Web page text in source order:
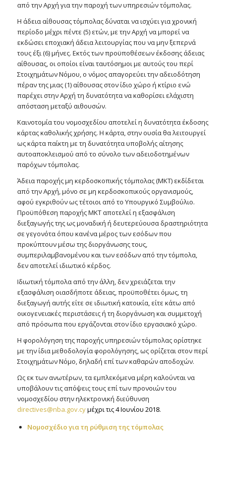
από την Αρχή για την παροχή των υπηρεσιών τόμπολας.
Η άδεια αίθουσας τόμπολας δύναται να ισχύει για χρονική
περίοδο μέχρι πέντε (5) ετών, με την Αρχή να μπορεί να
εκδώσει εποχιακή άδεια λειτουργίας που να μην ξεπερνά
τους έξι (6) μήνες. Εκτός των προϋποθέσεων έκδοσης άδειας
αίθουσας, οι οποίοι είναι ταυτόσημοι με αυτούς του περί
Στοιχημάτων Νόμου, ο νόμος απαγορεύει την αδειοδότηση
πέραν της μιας (1) αίθουσας στον ίδιο χώρο ή κτίριο ενώ
παρέχει στην Αρχή τη δυνατότητα να καθορίσει ελάχιστη
απόσταση μεταξύ αιθουσών.
Καινοτομία του νομοσχεδίου αποτελεί η δυνατότητα έκδοσης
κάρτας καθολικής χρήσης. Η κάρτα, στην ουσία θα λειτουργεί
ως κάρτα παίκτη με τη δυνατότητα υποβολής αίτησης
αυτοαποκλεισμού από το σύνολο των αδειοδοτημένων
παρόχων τόμπολας.
Άδεια παροχής μη κερδοσκοπικής τόμπολας (ΜΚΤ) εκδίδεται
από την Αρχή, μόνο σε μη κερδοσκοπικούς οργανισμούς,
αφού εγκριθούν ως τέτοιοι από το Υπουργικό Συμβούλιο.
Προϋπόθεση παροχής ΜΚΤ αποτελεί η εξασφάλιση
διεξαγωγής της ως μοναδική ή δευτερεύουσα δραστηριότητα
σε γεγονότα όπου κανένα μέρος των εσόδων που
προκύπτουν μέσω της διοργάνωσης τους,
συμπεριλαμβανομένου και των εσόδων από την τόμπολα,
δεν αποτελεί ιδιωτικό κέρδος.
Ιδιωτική τόμπολα από την άλλη, δεν χρειάζεται την
εξασφάλιση οιασδήποτε άδειας, προϋποθέτει όμως, τη
διεξαγωγή αυτής είτε σε ιδιωτική κατοικία, είτε κάτω από
οικογενειακές περιστάσεις ή τη διοργάνωση και συμμετοχή
από πρόσωπα που εργάζονται στον ίδιο εργασιακό χώρο.
Η φορολόγηση της παροχής υπηρεσιών τόμπολας ορίστηκε
με την ίδια μεθοδολογία φορολόγησης, ως ορίζεται στον περί
Στοιχημάτων Νόμο, δηλαδή επί των καθαρών αποδοχών.
Ως εκ των ανωτέρων, τα εμπλεκόμενα μέρη καλούνται να
υποβάλουν τις απόψεις τους επί των προνοιών του
νομοσχεδίου στην ηλεκτρονική διεύθυνση
directives@nba.gov.cyμέχρι τις 4 Ιουνίου 2018.
Νομοσχέδιο για τη ρύθμιση της τόμπολας